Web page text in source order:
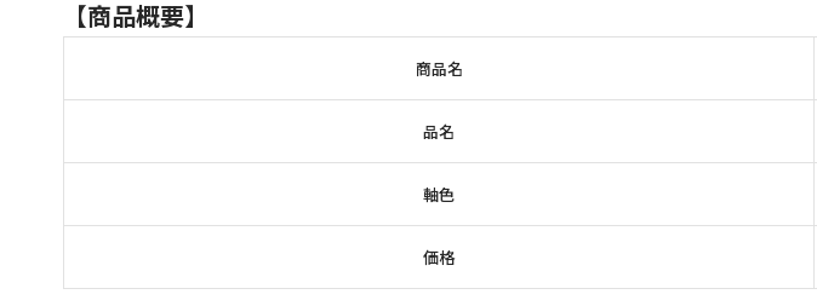
【商品概要】
商品名
品名
軸色
価格